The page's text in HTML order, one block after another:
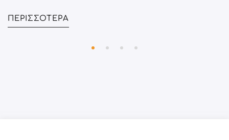
ΠΕΡΙΣΣΌΤΕΡΑ